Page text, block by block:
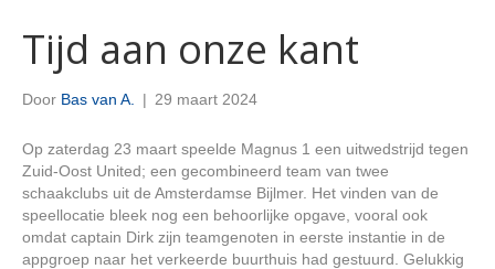
Tijd aan onze kant
Door Bas van A. | 29 maart 2024
Op zaterdag 23 maart speelde Magnus 1 een uitwedstrijd tegen
Zuid-Oost United; een gecombineerd team van twee
schaakclubs uit de Amsterdamse Bijlmer. Het vinden van de
speellocatie bleek nog een behoorlijke opgave, vooral ook
omdat captain Dirk zijn teamgenoten in eerste instantie in de
appgroep naar het verkeerde buurthuis had gestuurd. Gelukkig